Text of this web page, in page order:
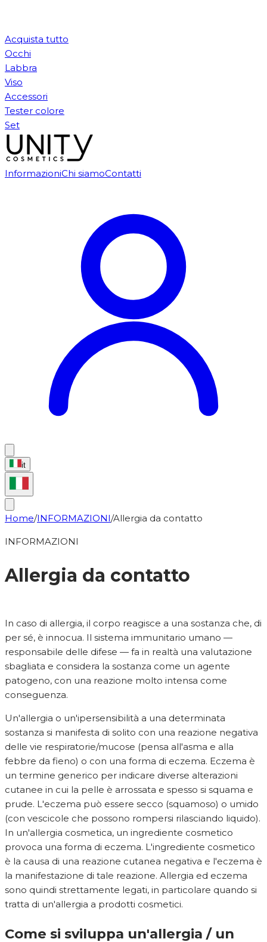
Acquista tutto
Occhi
Labbra
Viso
Accessori
Tester colore
Set
InformazioniChi siamoContatti
it
Home/INFORMAZIONI/Allergia da contatto
INFORMAZIONI
Allergia da contatto
In caso di allergia, il corpo reagisce a una sostanza che, di
per sé, è innocua. Il sistema immunitario umano —
responsabile delle difese — fa in realtà una valutazione
sbagliata e considera la sostanza come un agente
patogeno, con una reazione molto intensa come
conseguenza.
Un'allergia o un'ipersensibilità a una determinata
sostanza si manifesta di solito con una reazione negativa
delle vie respiratorie/mucose (pensa all'asma e alla
febbre da fieno) o con una forma di eczema. Eczema è
un termine generico per indicare diverse alterazioni
cutanee in cui la pelle è arrossata e spesso si squama e
prude. L'eczema può essere secco (squamoso) o umido
(con vescicole che possono rompersi rilasciando liquido).
In un'allergia cosmetica, un ingrediente cosmetico
provoca una forma di eczema. L'ingrediente cosmetico
è la causa di una reazione cutanea negativa e l'eczema è
la manifestazione di tale reazione. Allergia ed eczema
sono quindi strettamente legati, in particolare quando si
tratta di un'allergia a prodotti cosmetici.
Come si sviluppa un'allergia / un